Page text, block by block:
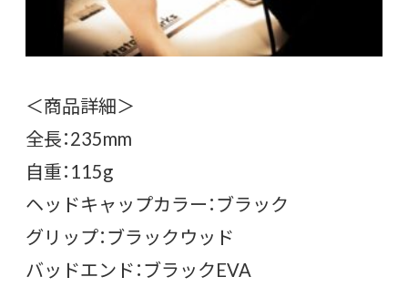
＜商品詳細＞
全長：235mm
自重：115g
ヘッドキャップカラー：ブラック
グリップ：ブラックウッド
バッドエンド：ブラックEVA